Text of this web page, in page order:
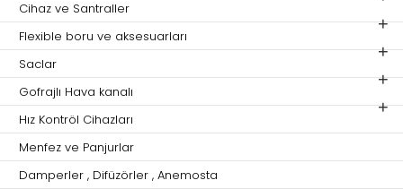
Cihaz ve Santraller
Flexible boru ve aksesuarları
Saclar
Gofrajlı Hava kanalı
Hız Kontröl Cihazları
Menfez ve Panjurlar
Damperler , Difüzörler , Anemosta